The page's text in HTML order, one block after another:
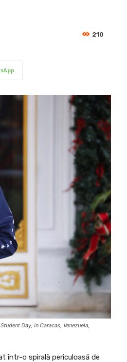
210
Day, in Caracas, Venezuela,
într-o spirală periculoasă de